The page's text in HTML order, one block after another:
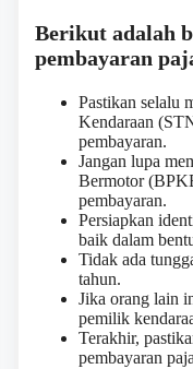
Berikut adalah
pembayaran
Pastikan selalu
Kendaraan
pembayaran.
Jangan lupa
Bermotor
pembayaran.
Persiapkan
baik dalam
Tidak ada
tahun.
Jika orang lain
pemilik
Terakhir,
pembayaran